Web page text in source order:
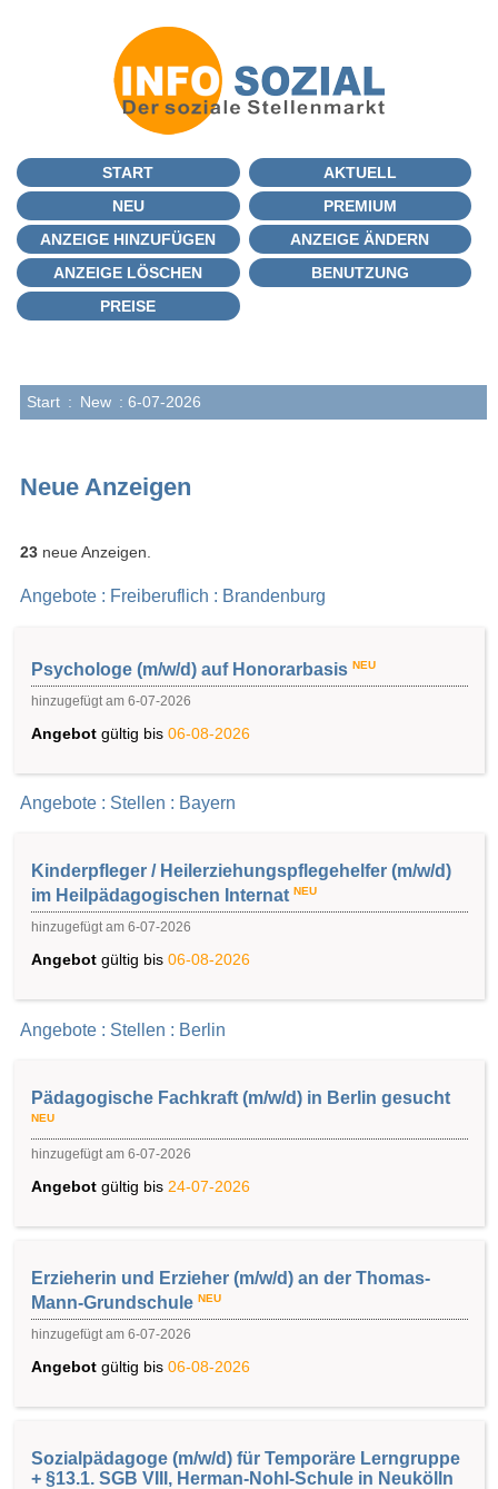
START
AKTUELL
NEU
PREMIUM
ANZEIGE HINZUFÜGEN
ANZEIGE ÄNDERN
ANZEIGE LÖSCHEN
BENUTZUNG
PREISE
Start : New : 6-07-2026
Neue Anzeigen
23 neue Anzeigen.
Angebote : Freiberuflich : Brandenburg
Psychologe (m/w/d) auf Honorarbasis NEU
hinzugefügt am 6-07-2026
Angebot gültig bis 06-08-2026
Angebote : Stellen : Bayern
Kinderpfleger / Heilerziehungspflegehelfer (m/w/d)
im Heilpädagogischen Internat NEU
hinzugefügt am 6-07-2026
Angebot gültig bis 06-08-2026
Angebote : Stellen : Berlin
Pädagogische Fachkraft (m/w/d) in Berlin gesucht
NEU
hinzugefügt am 6-07-2026
Angebot gültig bis 24-07-2026
Erzieherin und Erzieher (m/w/d) an der Thomas-
Mann-Grundschule NEU
hinzugefügt am 6-07-2026
Angebot gültig bis 06-08-2026
Sozialpädagoge (m/w/d) für Temporäre Lerngruppe
+ §13.1. SGB VIII, Herman-Nohl-Schule in Neukölln